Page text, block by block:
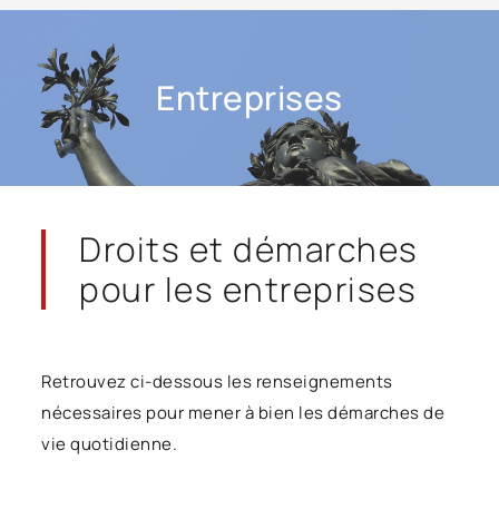
Entreprises
Droits et démarches
pour les entreprises
Retrouvez ci-dessous les renseignements
nécessaires pour mener à bien les démarches de
vie quotidienne.